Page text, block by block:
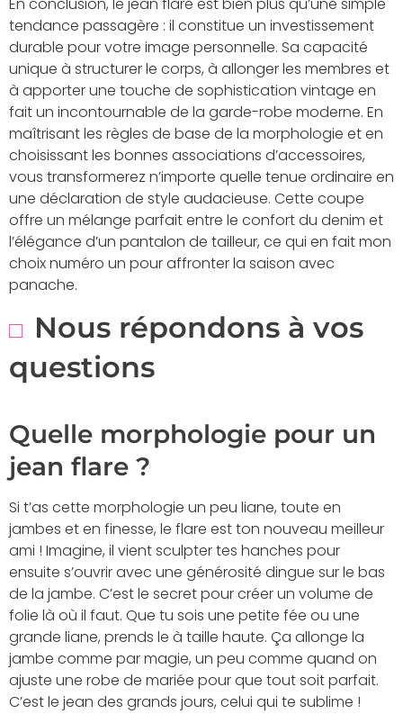
tendance passagère : il constitue un investissement
durable pour votre image personnelle. Sa capacité
unique à structurer le corps, à allonger les membres et
à apporter une touche de sophistication vintage en
fait un incontournable de la garde-robe moderne. En
maîtrisant les règles de base de la morphologie et en
choisissant les bonnes associations d’accessoires,
vous transformerez n’importe quelle tenue ordinaire en
une déclaration de style audacieuse. Cette coupe
offre un mélange parfait entre le confort du denim et
l’élégance d’un pantalon de tailleur, ce qui en fait mon
choix numéro un pour affronter la saison avec
panache.
Nous répondons à vos
questions
Quelle morphologie pour un
jean flare ?
Si t’as cette morphologie un peu liane, toute en
jambes et en finesse, le flare est ton nouveau meilleur
ami ! Imagine, il vient sculpter tes hanches pour
ensuite s’ouvrir avec une générosité dingue sur le bas
de la jambe. C’est le secret pour créer un volume de
folie là où il faut. Que tu sois une petite fée ou une
grande liane, prends le à taille haute. Ça allonge la
jambe comme par magie, un peu comme quand on
ajuste une robe de mariée pour que tout soit parfait.
C’est le jean des grands jours, celui qui te sublime !